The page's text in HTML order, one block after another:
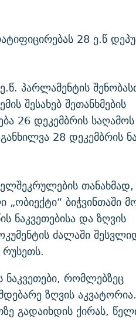
28 ე.წ
პარლამენტის
შესახებ შეთანხმების
26 დეკემბრის
28 დეკემბრის
ბიჭვინთაში
ნაკვეთებისა და ზღვის
ძალაში
რომლებზეც
ზღვის აკვატორია.
გადაიხდის ქირას,